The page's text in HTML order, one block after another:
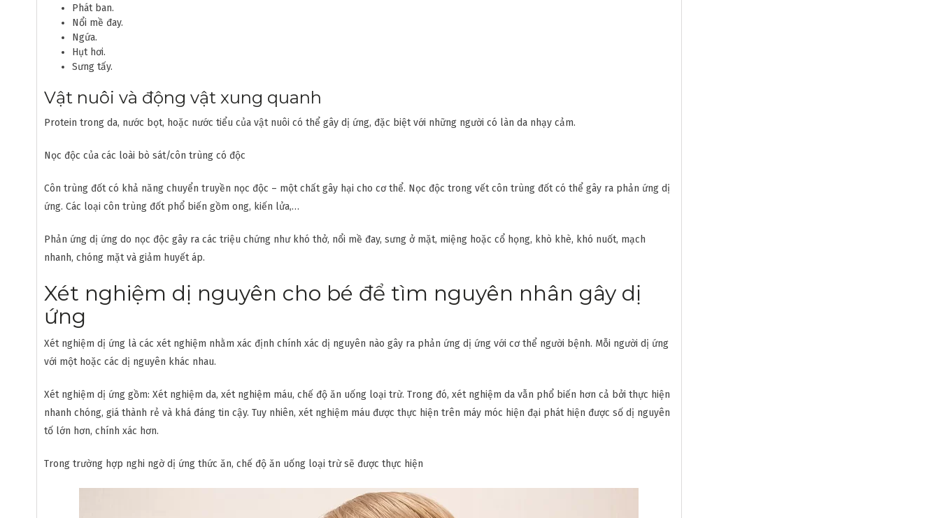
Phát ban.
Nổi mề đay.
Ngứa.
Hụt hơi.
Sưng tấy.
Vật nuôi và động vật xung quanh
Protein trong da, nước bọt, hoặc nước tiểu của vật nuôi có thể gây dị ứng, đặc biệt với những người có làn da nhạy cảm.
Nọc độc của các loài bò sát/côn trùng có độc
Côn trùng đốt có khả năng chuyển truyền nọc độc – một chất gây hại cho cơ thể. Nọc độc trong vết côn trùng đốt có thể gây ra phản ứng dị
ứng. Các loại côn trùng đốt phổ biến gồm ong, kiến lửa,…
Phản ứng dị ứng do nọc độc gây ra các triệu chứng như khó thở, nổi mề đay, sưng ở mặt, miệng hoặc cổ họng, khò khè, khó nuốt, mạch
nhanh, chóng mặt và giảm huyết áp.
Xét nghiệm dị nguyên cho bé để tìm nguyên nhân gây dị
ứng
Xét nghiệm dị ứng là các xét nghiệm nhằm xác định chính xác dị nguyên nào gây ra phản ứng dị ứng với cơ thể người bệnh. Mỗi người dị ứng
với một hoặc các dị nguyên khác nhau.
Xét nghiệm dị ứng gồm: Xét nghiệm da, xét nghiệm máu, chế độ ăn uống loại trừ. Trong đó, xét nghiệm da vẫn phổ biến hơn cả bởi thực hiện
nhanh chóng, giá thành rẻ và khá đáng tin cậy. Tuy nhiên, xét nghiệm máu được thực hiện trên máy móc hiện đại phát hiện được số dị nguyên
tố lớn hơn, chính xác hơn.
Trong trường hợp nghi ngờ dị ứng thức ăn, chế độ ăn uống loại trừ sẽ được thực hiện